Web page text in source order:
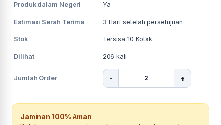
Produk dalam Negeri Ya
Estimasi Serah Terima 3 Hari setelah persetujuan
Stok Tersisa 10 Kotak
Dilihat 206 kali
Jumlah Order - +
Jaminan 100% Aman